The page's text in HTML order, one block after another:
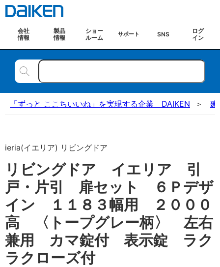
会社
情報
製品
情報
ショー
ルーム
サポート SNS
ログ
イン
「ずっと ここちいいね」を実現する企業 DAIKEN 建
ieria(イエリア) リビングドア
リビングドア イエリア 引
戸・片引 扉セット ６Ｐデザ
イン １１８３幅用 ２０００
高 〈トープグレー柄〉 左右
兼用 カマ錠付 表示錠 ラク
ラクローズ付